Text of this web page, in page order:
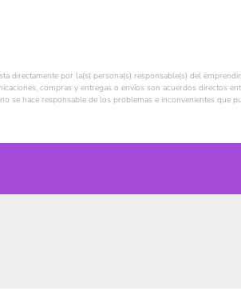
directamente por la(s) persona(s) responsable(s) del
compras y entregas o envíos son acuerdos directos
se hace responsable de los problemas e inconvenientes que